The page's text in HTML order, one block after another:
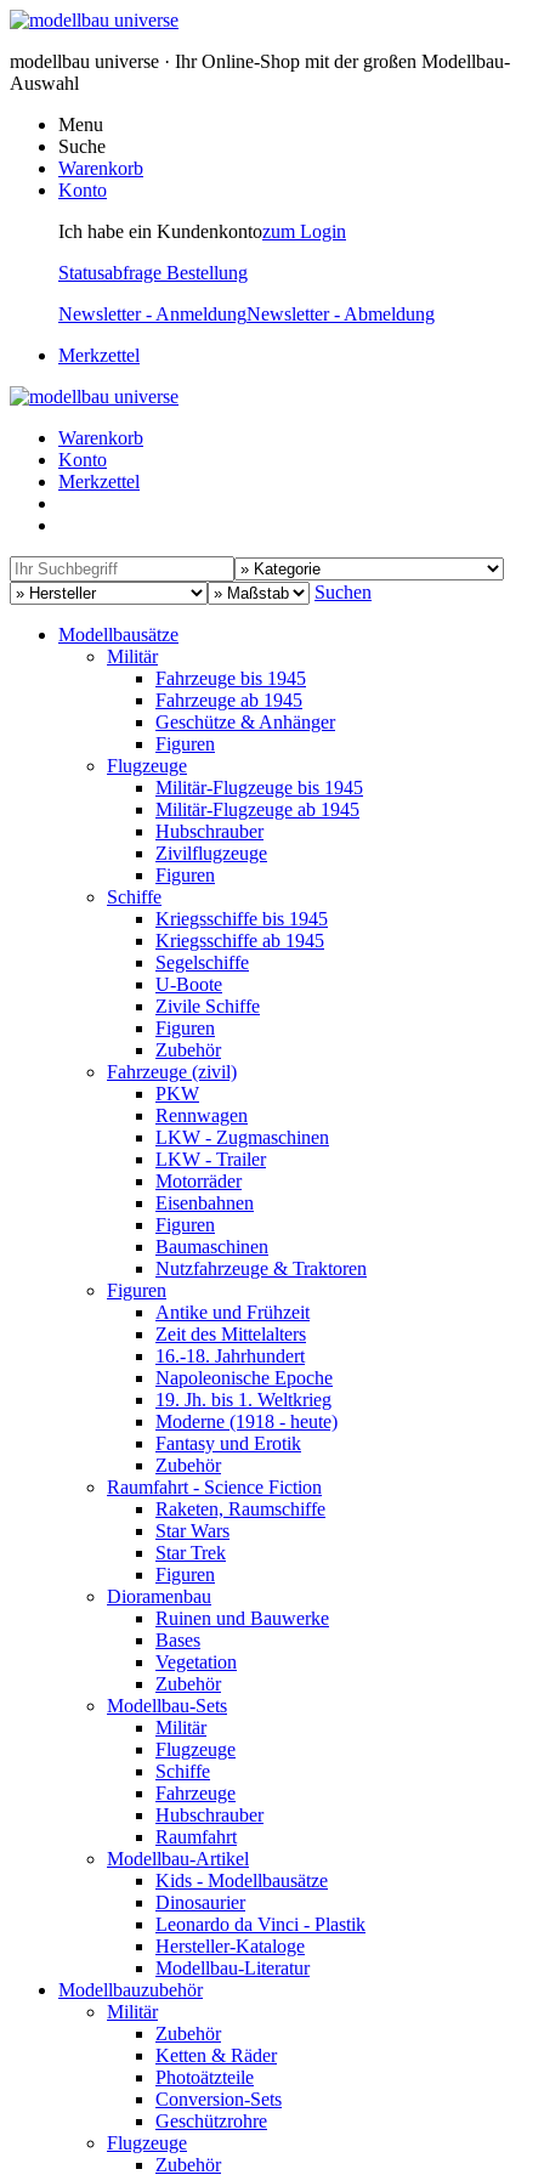
modellbau universe · Ihr Online-Shop mit der großen Modellbau-
Auswahl
Menu
Suche
Warenkorb
Konto
Ich habe ein Kundenkontozum Login
Statusabfrage Bestellung
Newsletter - AnmeldungNewsletter - Abmeldung
Merkzettel
Warenkorb
Konto
Merkzettel
Suchen
Modellbausätze
Militär
Fahrzeuge bis 1945
Fahrzeuge ab 1945
Geschütze & Anhänger
Figuren
Flugzeuge
Militär-Flugzeuge bis 1945
Militär-Flugzeuge ab 1945
Hubschrauber
Zivilflugzeuge
Figuren
Schiffe
Kriegsschiffe bis 1945
Kriegsschiffe ab 1945
Segelschiffe
U-Boote
Zivile Schiffe
Figuren
Zubehör
Fahrzeuge (zivil)
PKW
Rennwagen
LKW - Zugmaschinen
LKW - Trailer
Motorräder
Eisenbahnen
Figuren
Baumaschinen
Nutzfahrzeuge & Traktoren
Figuren
Antike und Frühzeit
Zeit des Mittelalters
16.-18. Jahrhundert
Napoleonische Epoche
19. Jh. bis 1. Weltkrieg
Moderne (1918 - heute)
Fantasy und Erotik
Zubehör
Raumfahrt - Science Fiction
Raketen, Raumschiffe
Star Wars
Star Trek
Figuren
Dioramenbau
Ruinen und Bauwerke
Bases
Vegetation
Zubehör
Modellbau-Sets
Militär
Flugzeuge
Schiffe
Fahrzeuge
Hubschrauber
Raumfahrt
Modellbau-Artikel
Kids - Modellbausätze
Dinosaurier
Leonardo da Vinci - Plastik
Hersteller-Kataloge
Modellbau-Literatur
Modellbauzubehör
Militär
Zubehör
Ketten & Räder
Photoätzteile
Conversion-Sets
Geschützrohre
Flugzeuge
Zubehör